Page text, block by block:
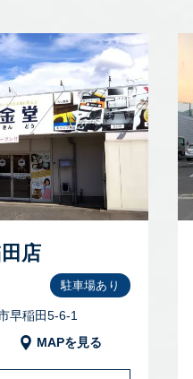
店
駐車場あり
早稲田5-6-1
MAPを見る